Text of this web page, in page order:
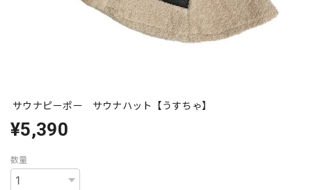
サウナピーポー サウナハット【うすちゃ】
¥5,390
数量